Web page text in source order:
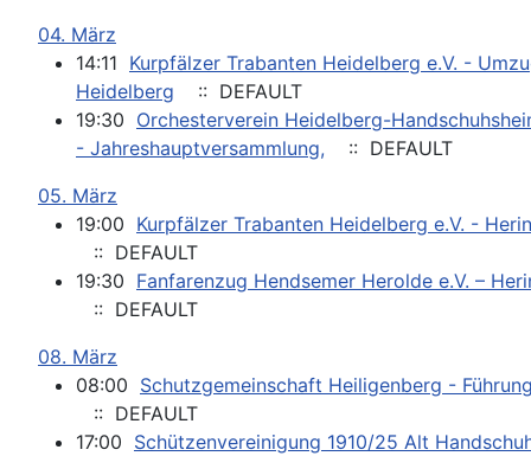
04. März
14:11 Kurpfälzer Trabanten Heidelberg e.V. -
Heidelberg
:: DEFAULT
19:30 Orchesterverein Heidelberg-
- Jahreshauptversammlung,
:: DEFAULT
05. März
19:00 Kurpfälzer Trabanten Heidelberg e.V. -
:: DEFAULT
19:30 Fanfarenzug Hendsemer Herolde e.V. –
:: DEFAULT
08. März
08:00 Schutzgemeinschaft Heiligenberg -
:: DEFAULT
17:00 Schützenvereinigung 1910/25 Alt